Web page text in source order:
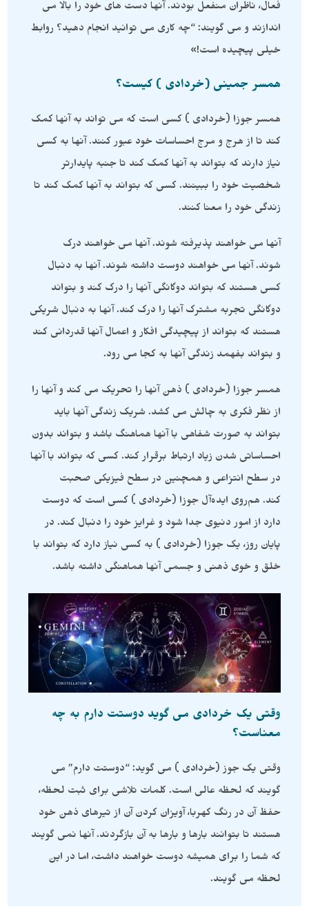
فعال، ناظران منفعل بودند. آنها دست های خود را بالا می
اندازند و می گویند: “چه کاری می توانید انجام دهید؟ روابط
خیلی پیچیده است!»
همسر جمینی (خردادی ) کیست؟
همسر جوزا (خردادی ) کسی است که می تواند به آنها کمک
کند تا از هرج و مرج احساسات خود عبور کنند. آنها به کسی
نیاز دارند که بتواند به آنها کمک کند تا جنبه پایدارتر
شخصیت خود را ببینند. کسی که بتواند به آنها کمک کند تا
زندگی خود را معنا کنند.
آنها می خواهند پذیرفته شوند. آنها می خواهند درک
شوند. آنها می خواهند دوست داشته شوند. آنها به دنبال
کسی هستند که بتواند دوگانگی آنها را درک کند و بتواند
دوگانگی تجربه مشترک آنها را درک کند. آنها به دنبال شریکی
هستند که بتواند از پیچیدگی افکار و اعمال آنها قدردانی کند
و بتواند بفهمد زندگی آنها به کجا می رود.
همسر جوزا (خردادی ) ذهن آنها را تحریک می کند و آنها را
از نظر فکری به چالش می کشد. شریک زندگی آنها باید
بتواند به صورت شفاهی با آنها هماهنگ باشد و بتواند بدون
احساساتی شدن زیاد ارتباط برقرار کند. کسی که بتواند با آنها
در سطح انتزاعی و همچنین در سطح فیزیکی صحبت
کند. هم‌روی ایده‌آل جوزا (خردادی ) کسی است که دوست
دارد از امور دنیوی جدا شود و غرایز خود را دنبال کند. در
پایان روز، یک جوزا (خردادی ) به کسی نیاز دارد که بتواند با
خلق و خوی ذهنی و جسمی آنها هماهنگی داشته باشد.
وقتی یک خردادی می گوید دوستت دارم به چه
معناست؟
وقتی یک جوز (خردادی ) می گوید: “دوستت دارم” می
گویند که لحظه عالی است. کلمات تلاشی برای ثبت لحظه،
حفظ آن در رنگ کهربا، آویزان کردن آن از تیرهای ذهن خود
هستند تا بتوانند بارها و بارها به آن بازگردند. آنها نمی گویند
که شما را برای همیشه دوست خواهند داشت، اما در این
لحظه می گویند.